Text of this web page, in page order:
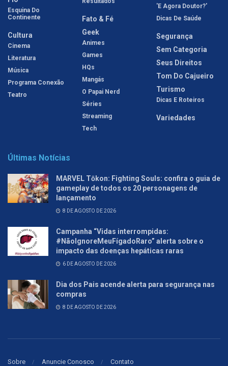
Esquina Do
Continente
Cultura
Cinema
Literatura
Música
Programa Conexão
Teatro
Fato & Fé
Geek
Animes
Games
HQs
Mangás
O Papai Nerd
Séries
Streaming
Tech
'E Agora Doutor?'
Dicas De Saúde
Segurança
Sem Categoria
Seus Direitos
Tom Do Cajueiro
Turismo
Dicas E Roteiros
Variedades
Últimas Notícias
MARVEL Tōkon: Fighting Souls: confira o guia de
gameplay de todos os 20 personagens de
lançamento
8 DE AGOSTO DE 2026
Campanha “Vidas interrompidas:
#NãoIgnoreMeuFígadoRaro” alerta sobre o
impacto das doenças hepáticas raras
6 DE AGOSTO DE 2026
Dia dos Pais acende alerta para segurança nas
compras
8 DE AGOSTO DE 2026
Sobre Anuncie Conosco Contato